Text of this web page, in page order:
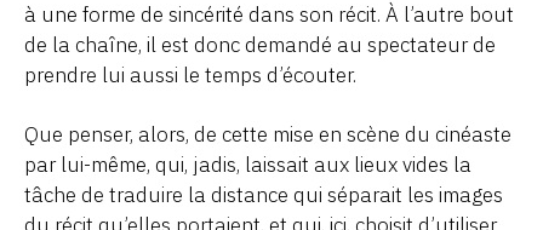
à une forme de sincérité dans son récit. À l’autre bout
de la chaîne, il est donc demandé au spectateur de
prendre lui aussi le temps d’écouter.
Que penser, alors, de cette mise en scène du cinéaste
par lui-même, qui, jadis, laissait aux lieux vides la
tâche de traduire la distance qui séparait les images